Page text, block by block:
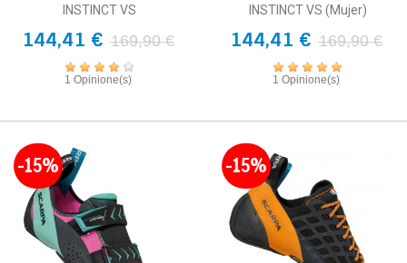
INSTINCT VS
144,41 € 169,90 €
1 Opinione(s)
INSTINCT VS (mujer)
144,41 € 169,90 €
1 Opinione(s)
-15% -15%